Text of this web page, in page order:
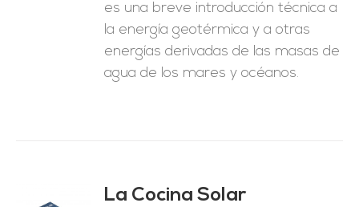
es una breve introducción técnica a
la energía geotérmica y a otras
energías derivadas de las masas de
agua de los mares y océanos.
La Cocina Solar